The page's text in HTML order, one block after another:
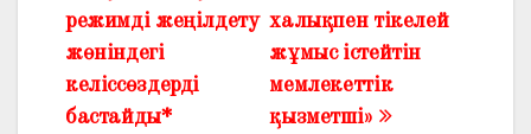
халықпен тікелей
жұмыс істейтін
мемлекеттік
қызметші»
режимді жеңілдету
жөніндегі
келіссөздерді
бастайды*